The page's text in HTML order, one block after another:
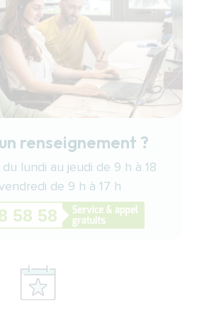
renseignement ?
lundi au jeudi de 9 h à 18
de 9 h à 17 h